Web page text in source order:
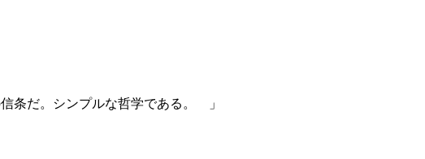
条だ。シンプルな哲学である。 」